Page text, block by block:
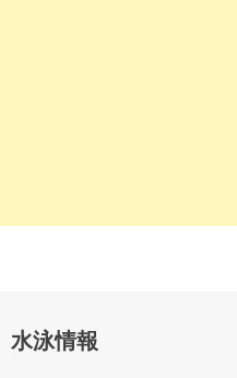
水泳情報